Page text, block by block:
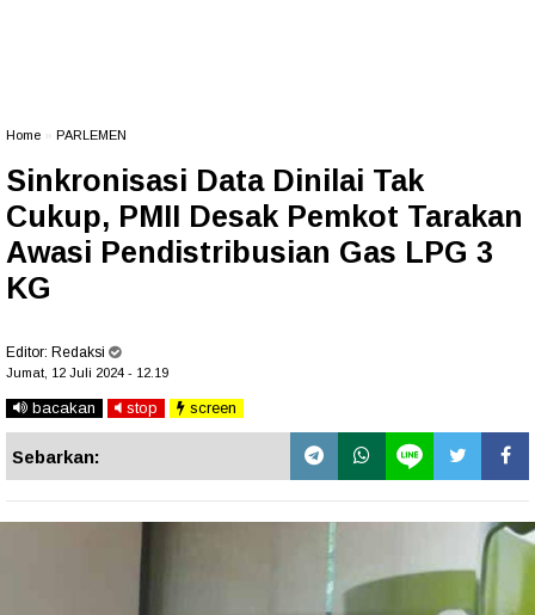
Home PARLEMEN
Sinkronisasi Data Dinilai Tak
Cukup, PMII Desak Pemkot Tarakan
Awasi Pendistribusian Gas LPG 3
KG
Editor: Redaksi
Jumat, 12 Juli 2024 - 12.19
bacakan stop screen
Sebarkan: